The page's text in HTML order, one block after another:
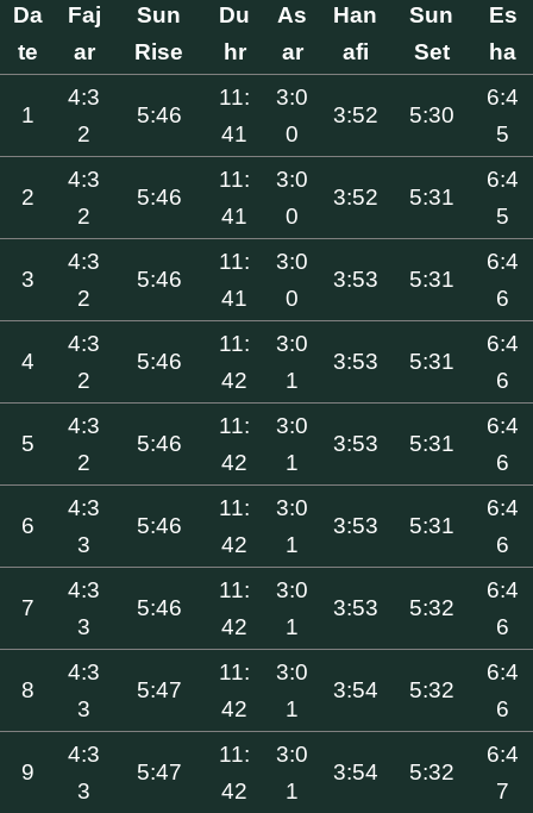
Da
te
Faj
ar
Sun
Rise
Du
hr
As
ar
Han
afi
Sun
Set
Es
ha
1
4:3
2
5:46
11:
41
3:0
0
3:52 5:30
6:4
5
2
4:3
2
5:46
11:
41
3:0
0
3:52 5:31
6:4
5
3
4:3
2
5:46
11:
41
3:0
0
3:53 5:31
6:4
6
4
4:3
2
5:46
11:
42
3:0
1
3:53 5:31
6:4
6
5
4:3
2
5:46
11:
42
3:0
1
3:53 5:31
6:4
6
6
4:3
3
5:46
11:
42
3:0
1
3:53 5:31
6:4
6
7
4:3
3
5:46
11:
42
3:0
1
3:53 5:32
6:4
6
8
4:3
3
5:47
11:
42
3:0
1
3:54 5:32
6:4
6
9
4:3
3
5:47
11:
42
3:0
1
3:54 5:32
6:4
7